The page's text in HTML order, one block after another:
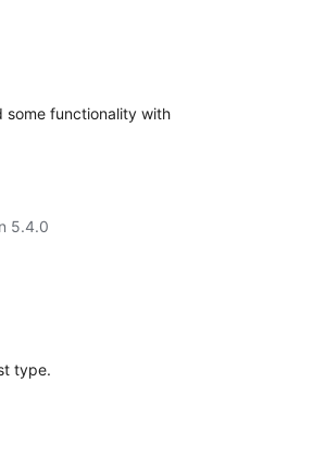
some functionality with
5.4.0
type.